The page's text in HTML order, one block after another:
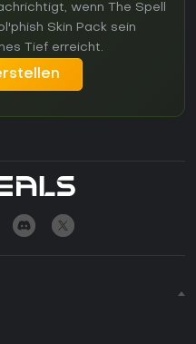
wenn The Spell
Skin Pack sein
Tief erreicht.